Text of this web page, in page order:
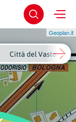
Geoplan.it
Città del Vasto -